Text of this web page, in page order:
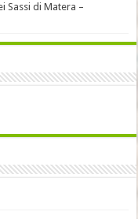
Sassi di Matera –